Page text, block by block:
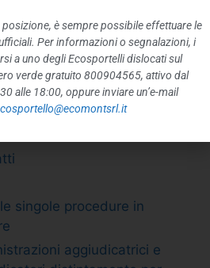
indirizzo politico
amministrativi
IMPRESE
CONTRATTI
singole procedure in
aggiudicatrici e
è sempre possibile effettuare le
Per informazioni o segnalazioni, i
a uno degli Ecosportelli dislocati sul
verde gratuito 800904565, attivo dal
alle 18:00, oppure inviare un’e-mail